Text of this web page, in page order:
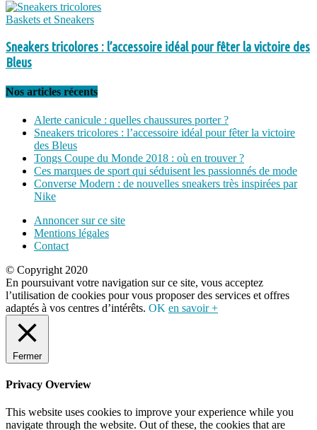
Baskets et Sneakers
Sneakers tricolores : l’accessoire idéal pour fêter la victoire des
Bleus
Nos articles récents
Alerte canicule : quelles chaussures porter ?
Sneakers tricolores : l’accessoire idéal pour fêter la victoire
des Bleus
Tongs Coupe du Monde 2018 : où en trouver ?
Ces marques de sport qui séduisent les passionnés de mode
Converse Modern : de nouvelles sneakers très inspirées par
Nike
Annoncer sur ce site
Mentions légales
Contact
© Copyright 2020
En poursuivant votre navigation sur ce site, vous acceptez
l’utilisation de cookies pour vous proposer des services et offres
adaptés à vos centres d’intérêts. OK en savoir +
Fermer
Privacy Overview
This website uses cookies to improve your experience while you
navigate through the website. Out of these, the cookies that are